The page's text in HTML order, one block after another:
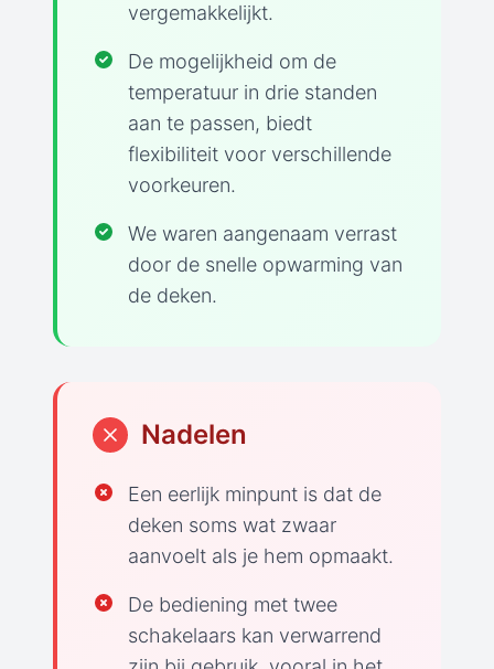
vergemakkelijkt.
De mogelijkheid om de
temperatuur in drie standen
aan te passen, biedt
flexibiliteit voor verschillende
voorkeuren.
We waren aangenaam verrast
door de snelle opwarming van
de deken.
Nadelen
Een eerlijk minpunt is dat de
deken soms wat zwaar
aanvoelt als je hem opmaakt.
De bediening met twee
schakelaars kan verwarrend